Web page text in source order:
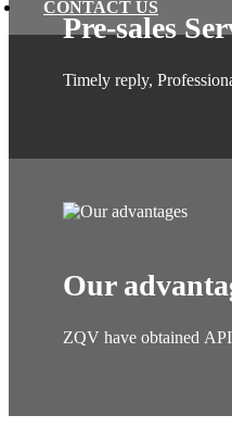
CONTACT US
Pre-sales
Timely reply,
Our
ZQV have obtained